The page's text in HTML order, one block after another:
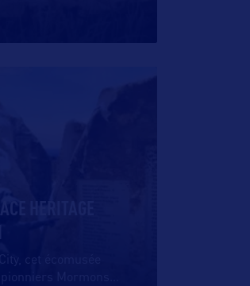
HERITAGE
cet écomusée
Mormons